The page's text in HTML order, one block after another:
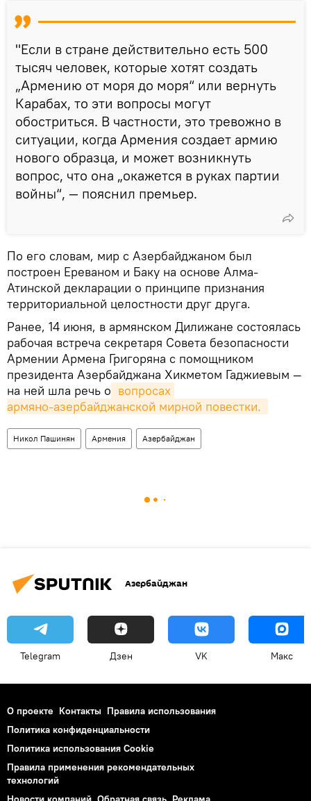
"Если в стране действительно есть 500
тысяч человек, которые хотят создать
„Армению от моря до моря“ или вернуть
Карабах, то эти вопросы могут
обостриться. В частности, это тревожно в
ситуации, когда Армения создает армию
нового образца, и может возникнуть
вопрос, что она „окажется в руках партии
войны“, — пояснил премьер.
По его словам, мир с Азербайджаном был
построен Ереваном и Баку на основе Алма-
Атинской декларации о принципе признания
территориальной целостности друг друга.
Ранее, 14 июня, в армянском Дилижане состоялась
рабочая встреча секретаря Совета безопасности
Армении Армена Григоряна с помощником
президента Азербайджана Хикметом Гаджиевым —
на ней шла речь о вопросах
армяно‑азербайджанской мирной повестки.
Никол Пашинян Армения Азербайджан
Азербайджан
Telegram Дзен VK Макс
О проекте Контакты Правила использования
Политика конфиденциальности
Политика использования Cookie
Правила применения рекомендательных
технологий